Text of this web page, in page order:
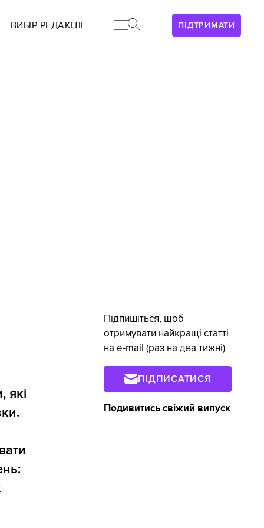
ПІДТРИМАТИ
ВИБІР РЕДАКЦІЇ
які
Підпишіться, щоб
отримувати найкращі статті
на e-mail (раз на два тижні)
ПІДПИСАТИСЯ
Подивитись свіжий випуск